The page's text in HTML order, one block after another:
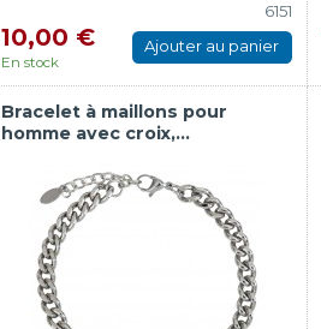
6151
10,00 €
En stock
Ajouter au panier
Bracelet à maillons pour
homme avec croix,...